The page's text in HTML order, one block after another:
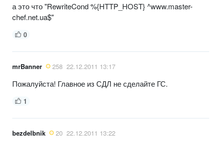
а это что "RewriteCond %{HTTP_HOST} ^www.master-
chef.net.ua$"
0
mrBanner 258 22.12.2011 13:17
Пожалуйста! Главное из СДЛ не сделайте ГС.
1
bezdelbnik 20 22.12.2011 13:22